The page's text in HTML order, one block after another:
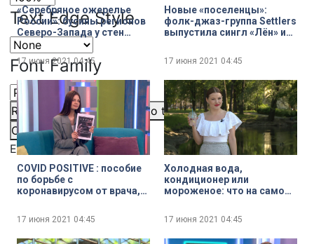
Text Edge Style
Font Family
Reset restore all settings to the default values Done
Close Modal Dialog
End of dialog window.
«Серебряное ожерелье
России»: бусины регионов
Северо-Запада у стен
Петропавловской
крепости
17 июня 202104:45
Новые «поселенцы»:
фолк-джаз-группа Settlers
выпустила сингл «Лён» из
заветного столба»
17 июня 2021 04:45
COVID POSITIVE : пособие
по борьбе с
коронавирусом от врача,
17 июня 2021 04:45
Холодная вода,
кондиционер или
мороженое: что на самом
17 июня 2021 04:45